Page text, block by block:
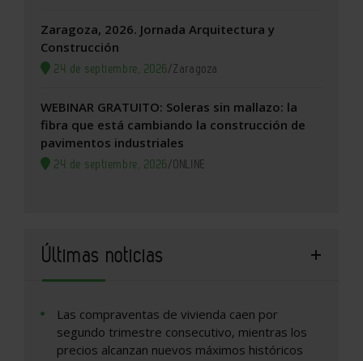
Zaragoza, 2026. Jornada Arquitectura y
Construcción
24 de septiembre, 2026/Zaragoza
WEBINAR GRATUITO: Soleras sin mallazo: la
fibra que está cambiando la construcción de
pavimentos industriales
24 de septiembre, 2026/ONLINE
Últimas noticias
Las compraventas de vivienda caen por
segundo trimestre consecutivo, mientras los
precios alcanzan nuevos máximos históricos